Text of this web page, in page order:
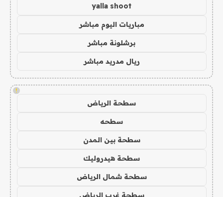
yalla shoot
مباريات اليوم مباشر
برشلونة مباشر
ريال مدريد مباشر
!
سطحة الرياض
سطحه
سطحة بين المدن
سطحة هيدروليك
سطحة شمال الرياض
سطحة غرب الرياض